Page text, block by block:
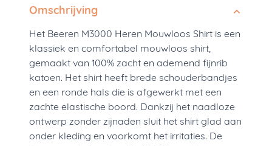
Omschrijving
Het Beeren M3000 Heren Mouwloos Shirt is een
klassiek en comfortabel mouwloos shirt,
gemaakt van 100% zacht en ademend fijnrib
katoen. Het shirt heeft brede schouderbandjes
en een ronde hals die is afgewerkt met een
zachte elastische boord. Dankzij het naadloze
ontwerp zonder zijnaden sluit het shirt glad aan
onder kleding en voorkomt het irritaties. De